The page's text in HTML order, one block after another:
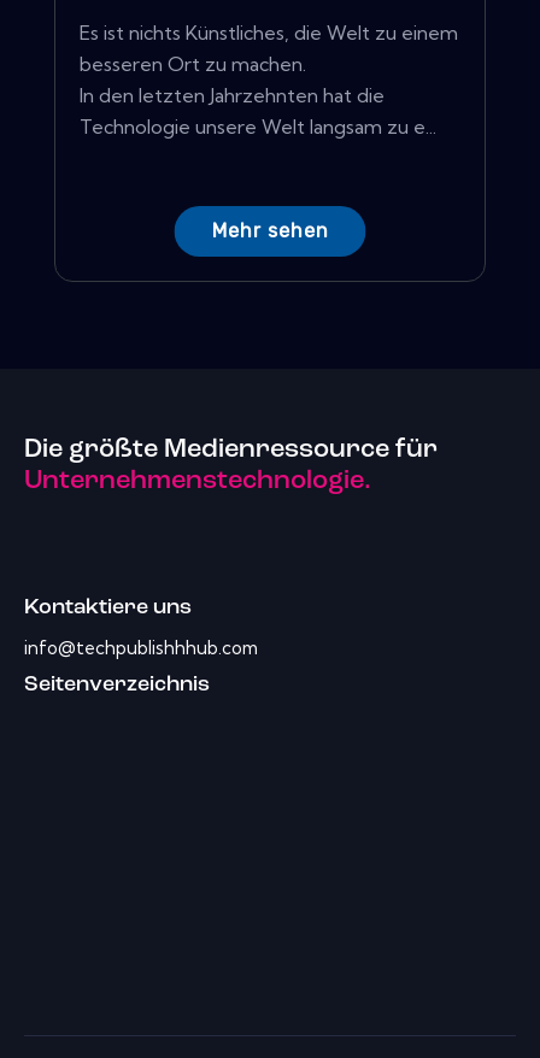
Es ist nichts Künstliches, die Welt zu einem
besseren Ort zu machen.
In den letzten Jahrzehnten hat die
Technologie unsere Welt langsam zu e...
Mehr sehen
Die größte Medienressource für
Unternehmenstechnologie.
Kontaktiere uns
info@techpublishhhub.com
Seitenverzeichnis